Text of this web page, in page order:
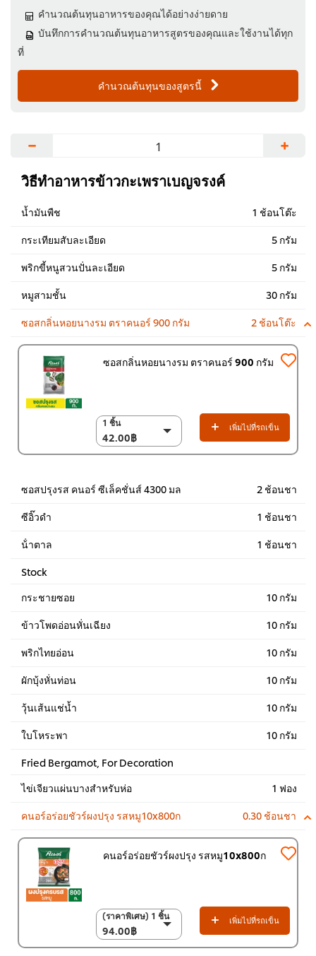
คำนวณต้นทุนอาหารของคุณได้อย่างง่ายดาย
บันทึกการคำนวณต้นทุนอาหารสูตรของคุณและใช้งานได้ทุก
ที่
คำนวณต้นทุนของสูตรนี้
− +
วิธีทำอาหารข้าวกะเพราเบญจรงค์
น้ำมันพืช 1 ช้อนโต๊ะ
กระเทียมสับละเอียด 5 กรัม
พริกขี้หนูสวนปั่นละเอียด 5 กรัม
หมูสามชั้น 30 กรัม
ซอสกลิ่นหอยนางรม ตราคนอร์ 900 กรัม 2 ช้อนโต๊ะ
ซอสกลิ่นหอยนางรม ตราคนอร์ 900 กรัม
1 ชิ้น
42.00฿
1 ชิ้น
42.00฿
(ราคาพิเศษ) แพ็ค 12
504.00฿
เพิ่มไปที่รถเข็น
ซอสปรุงรส คนอร์ ซีเล็คชั่นส์ 4300 มล 2 ช้อนชา
ซีอิ๊วดำ 1 ช้อนชา
น้ําตาล 1 ช้อนชา
Stock
กระชายซอย
10 กรัม
ข้าวโพดอ่อนหั่นเฉียง 10 กรัม
พริกไทยอ่อน 10 กรัม
ผักบุ้งหั่นท่อน 10 กรัม
วุ้นเส้นแช่น้ำ 10 กรัม
ใบโหระพา 10 กรัม
Fried Bergamot, For Decoration
ไข่เจียวแผ่นบางสำหรับห่อ
1 ฟอง
คนอร์อร่อยชัวร์ผงปรุง รสหมู10x800ก 0.30 ช้อนชา
คนอร์อร่อยชัวร์ผงปรุง รสหมู10x800ก
(ราคาพิเศษ) 1 ชิ้น
94.00฿
(ราคาพิเศษ) 1 ชิ้น
94.00฿
(ราคาพิเศษ) แพ็ค 10
เพิ่มไปที่รถเข็น